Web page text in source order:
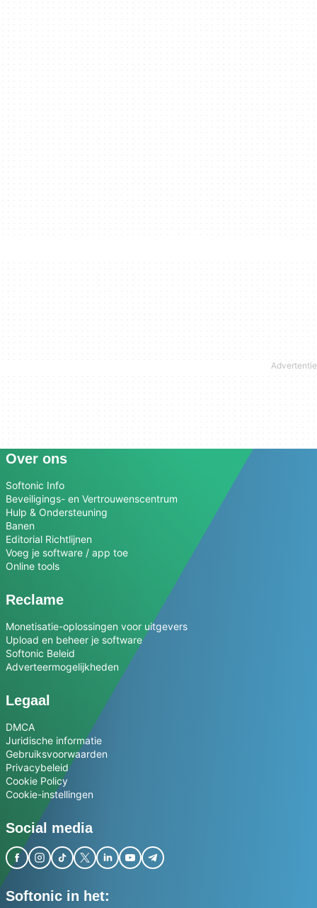
Over ons
Softonic Info
Beveiligings- en Vertrouwenscentrum
Hulp & Ondersteuning
Banen
Editorial Richtlijnen
Voeg je software / app toe
Online tools
Reclame
Monetisatie-oplossingen voor uitgevers
Upload en beheer je software
Softonic Beleid
Adverteermogelijkheden
Legaal
DMCA
Juridische informatie
Gebruiksvoorwaarden
Privacybeleid
Cookie Policy
Cookie-instellingen
Social media
Softonic in het: